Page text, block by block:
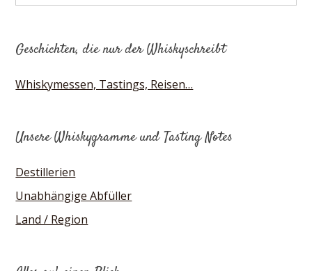
Geschichten, die nur der Whiskyschreibt
Whiskymessen, Tastings, Reisen…
Unsere Whiskygramme und Tasting Notes
Destillerien
Unabhängige Abfüller
Land / Region